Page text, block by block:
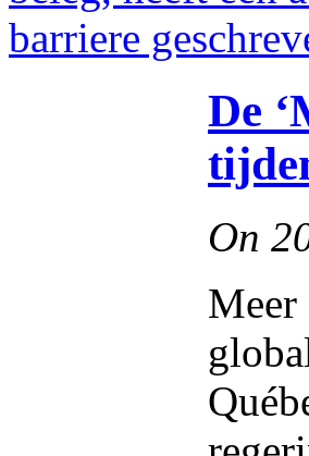
De
On
Meer